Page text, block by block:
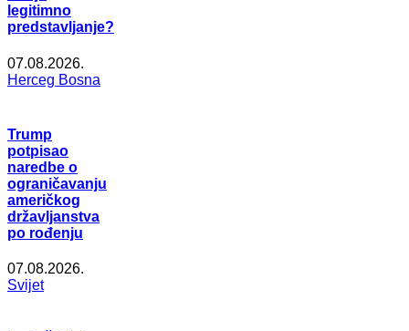
legitimno
predstavljanje?
07.08.2026.
Herceg Bosna
Trump
potpisao
naredbe o
ograničavanju
američkog
državljanstva
po rođenju
07.08.2026.
Svijet